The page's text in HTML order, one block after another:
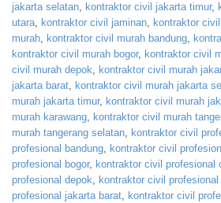
jakarta selatan, kontraktor civil jakarta timur,
utara, kontraktor civil jaminan, kontraktor
murah, kontraktor civil murah bandung,
kontraktor civil murah bogor, kontraktor civil
civil murah depok, kontraktor civil murah
jakarta barat, kontraktor civil murah jakarta
murah jakarta timur, kontraktor civil murah
murah karawang, kontraktor civil murah
murah tangerang selatan, kontraktor civil
profesional bandung, kontraktor civil
profesional bogor, kontraktor civil profesional
profesional depok, kontraktor civil
profesional jakarta barat, kontraktor civil